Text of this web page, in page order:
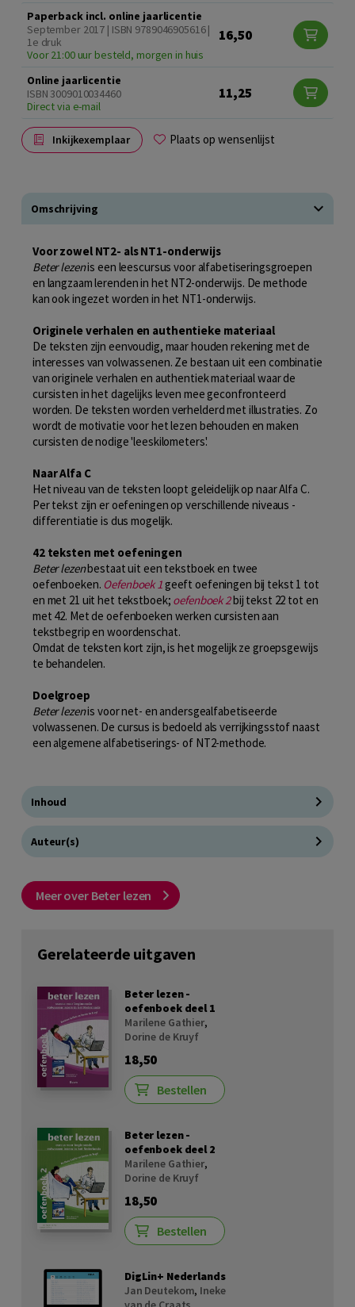
Paperback incl. online jaarlicentie
September 2017 | ISBN 9789046905616 |
1e druk
Voor 21:00 uur besteld, morgen in huis
16,50
Online jaarlicentie
ISBN 3009010034460
Direct via e-mail
11,25
Inkijkexemplaar Plaats op wensenlijst
Omschrijving
Voor zowel NT2- als NT1-onderwijs
Beter lezenis een leescursus voor alfabetiseringsgroepen
en langzaam lerenden in het NT2-onderwijs. De methode
kan ook ingezet worden in het NT1-onderwijs.
Originele verhalen en authentieke materiaal
De teksten zijn eenvoudig, maar houden rekening met de
interesses van volwassenen. Ze bestaan uit een combinatie
van originele verhalen en authentiek materiaal waar de
cursisten in het dagelijks leven mee geconfronteerd
worden. De teksten worden verhelderd met illustraties. Zo
wordt de motivatie voor het lezen behouden en maken
cursisten de nodige 'leeskilometers'.
Naar Alfa C
Het niveau van de teksten loopt geleidelijk op naar Alfa C.
Per tekst zijn er oefeningen op verschillende niveaus -
differentiatie is dus mogelijk.
42 teksten met oefeningen
Beter lezenbestaat uit een tekstboek en twee
oefenboeken. Oefenboek 1geeft oefeningen bij tekst 1 tot
en met 21 uit het tekstboek; oefenboek 2bij tekst 22 tot en
met 42. Met de oefenboeken werken cursisten aan
tekstbegrip en woordenschat.
Omdat de teksten kort zijn, is het mogelijk ze groepsgewijs
te behandelen.
Doelgroep
Beter lezenis voor net- en andersgealfabetiseerde
volwassenen. De cursus is bedoeld als verrijkingsstof naast
een algemene alfabetiserings- of NT2-methode.
Inhoud
Auteur(s)
Meer over Beter lezen
Gerelateerde uitgaven
Beter lezen -
oefenboek deel 1
Marilene Gathier,
Dorine de Kruyf
18,50
Bestellen
Beter lezen -
oefenboek deel 2
Marilene Gathier,
Dorine de Kruyf
18,50
Bestellen
DigLin+ Nederlands
Jan Deutekom, Ineke